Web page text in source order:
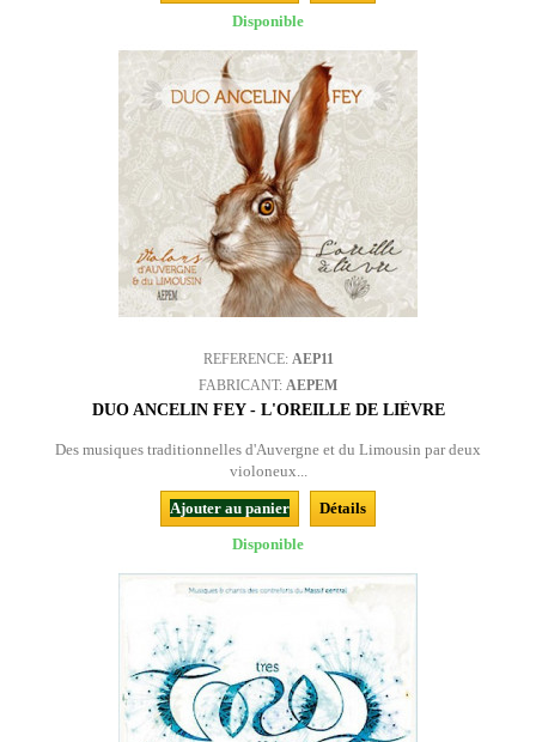
Disponible
REFERENCE: AEP11
FABRICANT: AEPEM
DUO ANCELIN FEY - L'OREILLE DE LIÈVRE
Des musiques traditionnelles d'Auvergne et du Limousin par deux
violoneux...
Ajouter au panier
Détails
Disponible